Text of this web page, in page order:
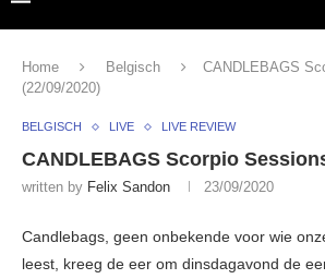
Home Belgisch
CANDLEBAGS
(22/09/2020)
BELGISCH LIVE LIVE REVIEW
CANDLEBAGS Scorpio
written by Felix Sandon 23/09/2020
Candlebags, geen onbekende voor wie
leest, kreeg de eer om dinsdagavond de